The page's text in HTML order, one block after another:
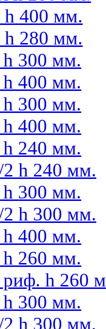
h 400 мм.
h 280 мм.
300 мм.
400 мм.
300 мм.
400 мм.
240 мм.
h 240 мм.
300 мм.
h 300 мм.
400 мм.
260 мм.
h 260
300 мм.
h 300 мм.